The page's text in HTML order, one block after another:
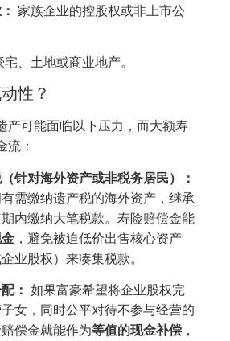
家族企业的控股权或非上市公
宅、土地或商业地产。
性？
产可能面临以下压力，而大额寿
流：
针对海外资产或非税务居民）：
需缴纳遗产税的海外资产，继承
内缴纳大笔税款。寿险赔偿金能
，避免被迫低价出售核心资产
企业股权）来凑集税款。
： 如果富豪希望将企业股权完
女，同时公平对待不参与经营的
偿金就能作为等值的现金补偿 ，